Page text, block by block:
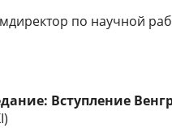
по научной
Вступление